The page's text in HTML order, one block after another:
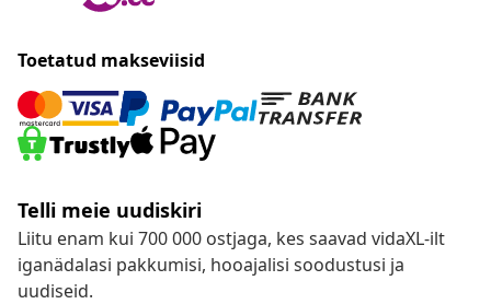
Toetatud makseviisid
Telli meie uudiskiri
Liitu enam kui 700 000 ostjaga, kes saavad vidaXL-ilt
iganädalasi pakkumisi, hooajalisi soodustusi ja
uudiseid.